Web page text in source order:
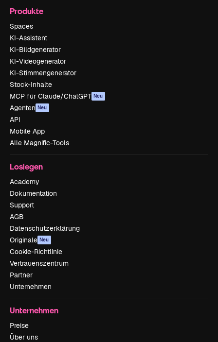
Produkte
Spaces
KI-Assistent
KI-Bildgenerator
KI-Videogenerator
KI-Stimmengenerator
Stock-Inhalte
MCP für Claude/ChatGPT Neu
Agenten Neu
API
Mobile App
Alle Magnific-Tools
Loslegen
Academy
Dokumentation
Support
AGB
Datenschutzerklärung
Originale Neu
Cookie-Richtlinie
Vertrauenszentrum
Partner
Unternehmen
Unternehmen
Preise
Über uns